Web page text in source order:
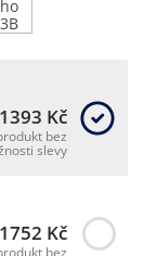
1393 Kč
bez
slevy
1752 Kč